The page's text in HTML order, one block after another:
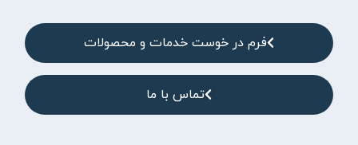
فرم در خوست خدمات و محصولات
تماس با ما